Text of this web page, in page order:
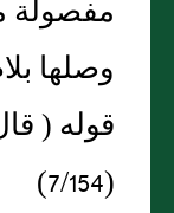
مفصولة
وصلها
قوله (
(7/154)